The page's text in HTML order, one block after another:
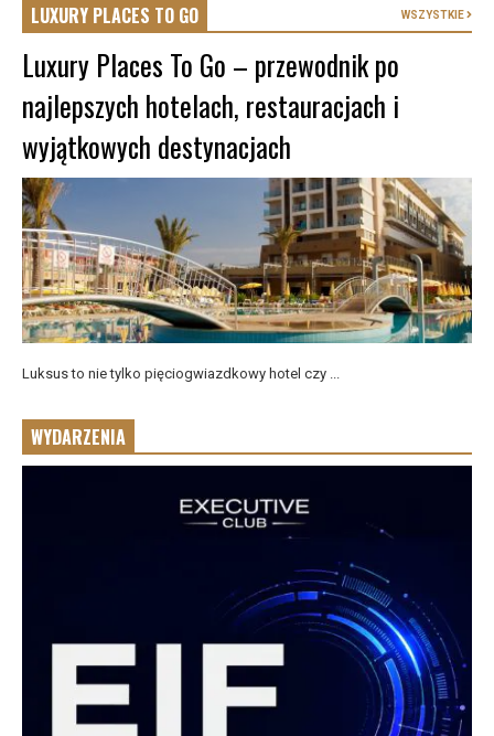
LUXURY PLACES TO GO WSZYSTKIE
Luxury Places To Go – przewodnik po
najlepszych hotelach, restauracjach i
wyjątkowych destynacjach
Luksus to nie tylko pięciogwiazdkowy hotel czy ...
WYDARZENIA